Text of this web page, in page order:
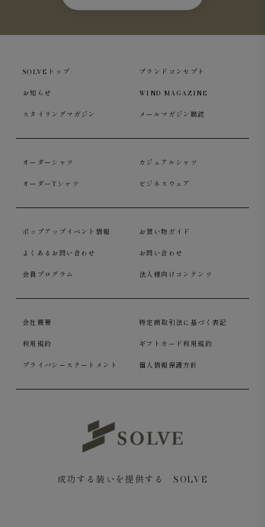
SOLVEトップ ブランドコンセプト
お知らせ WIND MAGAZINE
スタイリングマガジン メールマガジン購読
オーダーシャツ カジュアルシャツ
オーダーTシャツ ビジネスウェア
ポップアップイベント情報 お買い物ガイド
よくあるお問い合わせ お問い合わせ
会員プログラム 法人様向けコンテンツ
会社概要 特定商取引法に基づく表記
利用規約 ギフトカード利用規約
プライバシーステートメント 個人情報保護方針
成功する装いを提供する SOLVE